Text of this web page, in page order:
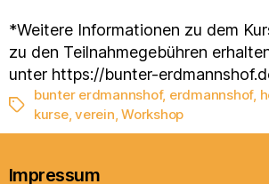
*Weitere Informationen zu dem
zu den Teilnahmegebühren
unter https://bunter-
Schlagwörter
bunter erdmannshof, erdmannshof,
kurse,verein,Workshop
Impressum